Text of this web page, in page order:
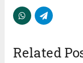
Related